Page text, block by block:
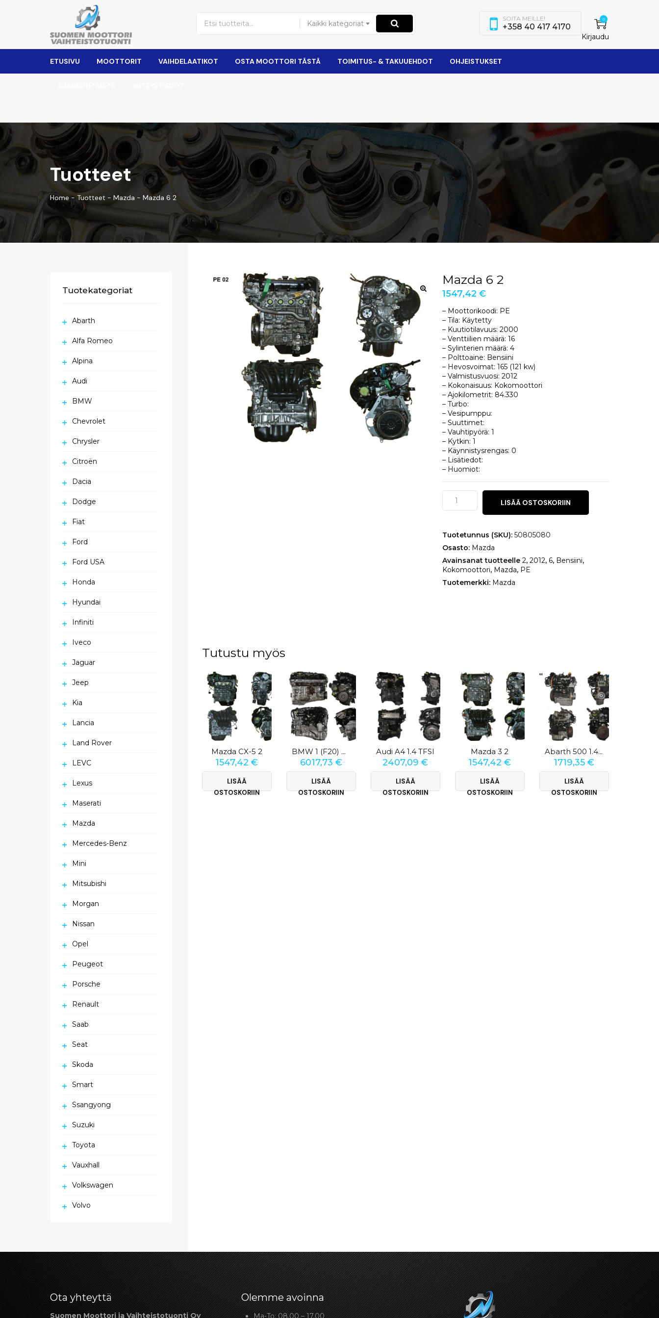
Kaikki kategoriat 0
Kirjaudu
SOITA MEILLE!
+358 40 417 4170
ETUSIVU MOOTTORIT VAIHDELAATIKOT OSTA MOOTTORI TÄSTÄ TOIMITUS- & TAKUUEHDOT OHJEISTUKSET
Tuotteet
Home-Tuotteet - Mazda - Mazda 6 2
Mazda 6 2
1547,42 €
– Moottorikoodi: PE
– Tila: Käytetty
– Kuutiotilavuus: 2000
– Venttiilien määrä: 16
– Sylinterien määrä: 4
– Polttoaine: Bensiini
– Hevosvoimat: 165 (121 kw)
– Valmistusvuosi: 2012
– Kokonaisuus: Kokomoottori
– Ajokilometrit: 84.330
– Turbo:
– Vesipumppu:
– Suuttimet:
– Vauhtipyörä: 1
– Kytkin: 1
– Käynnistysrengas: 0
– Lisätiedot:
– Huomiot:
Mazda
2
LISÄÄ OSTOSKORIIN
Tuotetunnus (SKU): 50805080
Osasto: Mazda
Avainsanat tuotteelle 2, 2012, 6, Bensiini,
Kokomoottori, Mazda, PE
Tuotemerkki: Mazda
Tutustu myös
Mazda CX-5 2
1547,42€
LISÄÄ
OSTOSKORIIN
BMW 1 (F20) M 140i
6017,73 €
LISÄÄ
OSTOSKORIIN
Audi A4 1.4 TFSI
2407,09€
LISÄÄ
OSTOSKORIIN
Mazda 3 2
1547,42€
LISÄÄ
OSTOSKORIIN
Abarth 500 1.4 T-Jet
1719,35€
LISÄÄ
OSTOSKORIIN
Tuotekategoriat
Abarth
Alfa Romeo
Alpina
Audi
BMW
Chevrolet
Chrysler
Citroën
Dacia
Dodge
Fiat
Ford
Ford USA
Honda
Hyundai
Infiniti
Iveco
Jaguar
Jeep
Kia
Lancia
Land Rover
LEVC
Lexus
Maserati
Mazda
Mercedes-Benz
Mini
Mitsubishi
Morgan
Nissan
Opel
Peugeot
Porsche
Renault
Saab
Seat
Skoda
Smart
Ssangyong
Suzuki
Toyota
Vauxhall
Volkswagen
Volvo
Ota yhteyttä
Suomen Moottori ja Vaihteistotuonti Oy
Olemme avoinna
Ma-To: 08.00 – 17.00